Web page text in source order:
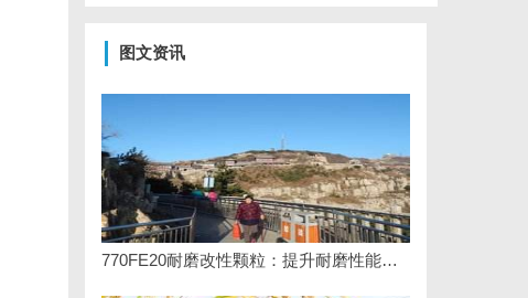
图文资讯
770FE20耐磨改性颗粒：提升耐磨性能的革命性材料